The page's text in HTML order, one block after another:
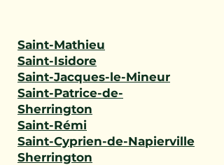
Saint-Mathieu
Saint-Isidore
Saint-Jacques-le-Mineur
Saint-Patrice-de-
Sherrington
Saint-Rémi
Saint-Cyprien-de-Napierville
Sherrington